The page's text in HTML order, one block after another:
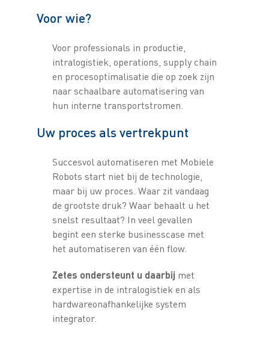
Voor wie?
Voor professionals in productie,
intralogistiek, operations, supply chain
en procesoptimalisatie die op zoek zijn
naar schaalbare automatisering van
hun interne transportstromen.
Uw proces als vertrekpunt
Succesvol automatiseren met Mobiele
Robots start niet bij de technologie,
maar bij uw proces. Waar zit vandaag
de grootste druk? Waar behaalt u het
snelst resultaat? In veel gevallen
begint een sterke businesscase met
het automatiseren van één flow.
Zetes ondersteunt u daarbij met
expertise in de intralogistiek en als
hardwareonafhankelijke system
integrator.